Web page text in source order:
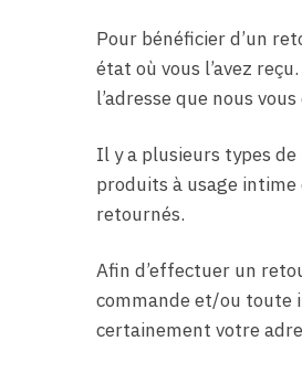
Pour bénéficier d’un
état où vous l’avez
l’adresse que nous
Il y a plusieurs types
produits à usage
retournés.
Afin d’effectuer un
commande et/ou toute
certainement votre